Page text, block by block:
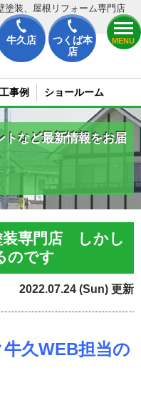
牛久店
つくば本
店
MENU
塗装、屋根リフォーム専門店
事例 ショールーム
トなど最新情報をお届
装専門店 しかし
のです
2022.07.24 (Sun) 更新
久WEB担当の